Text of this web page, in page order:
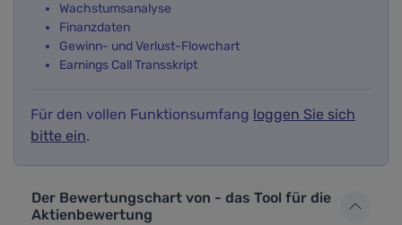
Wachstumsanalyse
Finanzdaten
Gewinn- und Verlust-Flowchart
Earnings Call Transskript
Für den vollen Funktionsumfang loggen Sie sich
bitte ein.
Der Bewertungschart von - das Tool für die
Aktienbewertung